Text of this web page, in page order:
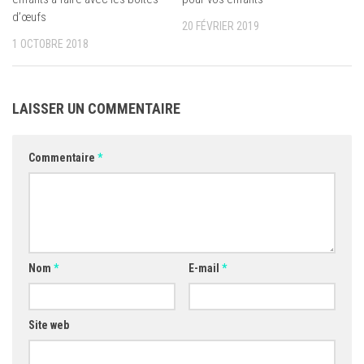
d’œufs
1 OCTOBRE 2018
20 FÉVRIER 2019
LAISSER UN COMMENTAIRE
Commentaire *
Nom * E-mail *
Site web